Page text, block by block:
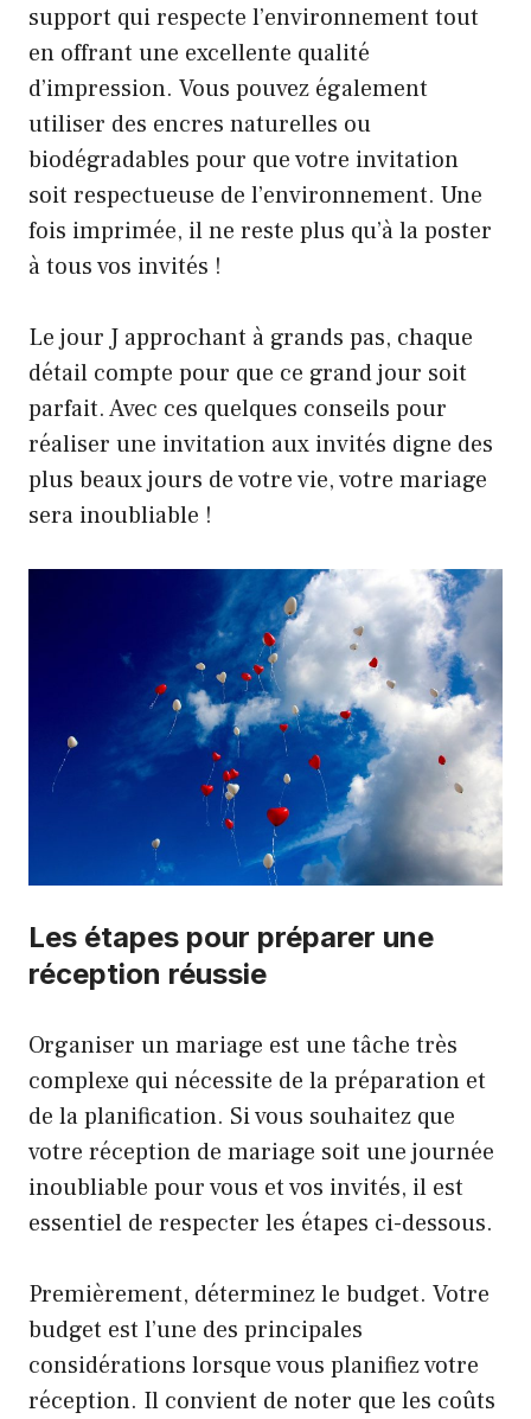
support qui respecte l’environnement tout
en offrant une excellente qualité
d’impression. Vous pouvez également
utiliser des encres naturelles ou
biodégradables pour que votre invitation
soit respectueuse de l’environnement. Une
fois imprimée, il ne reste plus qu’à la poster
à tous vos invités !
Le jour J approchant à grands pas, chaque
détail compte pour que ce grand jour soit
parfait. Avec ces quelques conseils pour
réaliser une invitation aux invités digne des
plus beaux jours de votre vie, votre mariage
sera inoubliable !
Les étapes pour préparer une
réception réussie
Organiser un mariage est une tâche très
complexe qui nécessite de la préparation et
de la planification. Si vous souhaitez que
votre réception de mariage soit une journée
inoubliable pour vous et vos invités, il est
essentiel de respecter les étapes ci-dessous.
Premièrement, déterminez le budget. Votre
budget est l’une des principales
considérations lorsque vous planifiez votre
réception. Il convient de noter que les coûts